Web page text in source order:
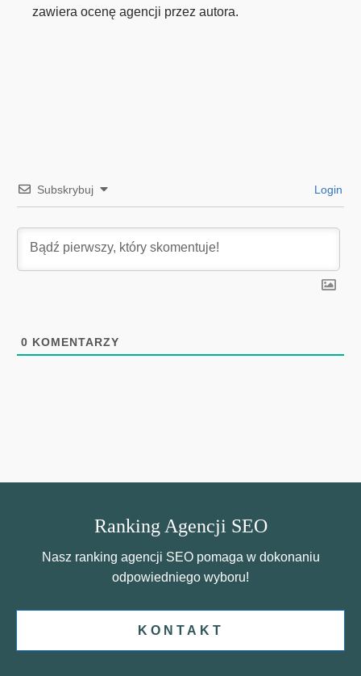
zawiera ocenę agencji przez autora.
Subskrybuj Login
0 KOMENTARZY
Ranking Agencji SEO
Nasz ranking agencji SEO pomaga w dokonaniu
odpowiedniego wyboru!
KONTAKT